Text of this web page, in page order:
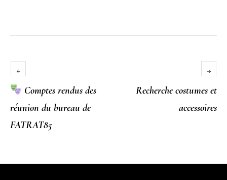
Comptes rendus des
réunion du bureau de
FATRAT85
Recherche costumes et
accessoires